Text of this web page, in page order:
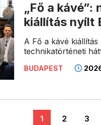
„Fő a
kiállítás nyílt
A Fő a kávé
technikatörténeti
BUDAPEST
1 2 3